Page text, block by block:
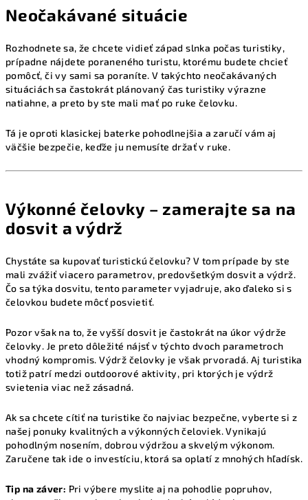
Neočakávané situácie
Rozhodnete sa, že chcete vidieť západ slnka počas turistiky,
prípadne nájdete poraneného turistu, ktorému budete chcieť
pomôcť, či vy sami sa poraníte. V takýchto neočakávaných
situáciách sa častokrát plánovaný čas turistiky výrazne
natiahne, a preto by ste mali mať po ruke čelovku.
Tá je oproti klasickej baterke pohodlnejšia a zaručí vám aj
väčšie bezpečie, keďže ju nemusíte držať v ruke.
Výkonné čelovky – zamerajte sa na
dosvit a výdrž
Chystáte sa kupovať turistickú čelovku? V tom prípade by ste
mali zvážiť viacero parametrov, predovšetkým dosvit a výdrž.
Čo sa týka dosvitu, tento parameter vyjadruje, ako ďaleko si s
čelovkou budete môcť posvietiť.
Pozor však na to, že vyšší dosvit je častokrát na úkor výdrže
čelovky. Je preto dôležité nájsť v týchto dvoch parametroch
vhodný kompromis. Výdrž čelovky je však prvoradá. Aj turistika
totiž patrí medzi outdoorové aktivity, pri ktorých je výdrž
svietenia viac než zásadná.
Ak sa chcete cítiť na turistike čo najviac bezpečne, vyberte si z
našej ponuky kvalitných a výkonných čeloviek. Vynikajú
pohodlným nosením, dobrou výdržou a skvelým výkonom.
Zaručene tak ide o investíciu, ktorá sa oplatí z mnohých hľadísk.
Tip na záver: Pri výbere myslite aj na pohodlie popruhov,